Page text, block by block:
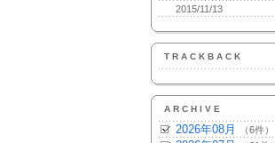
2015/11/13
TRACKBACK
ARCHIVE
2026年08月 （6件）